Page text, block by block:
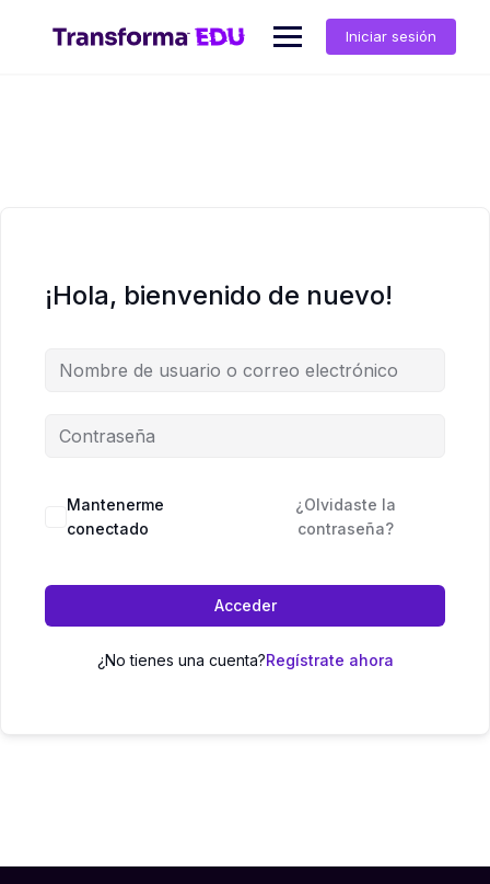
contenido
Iniciar sesión
¡Hola, bienvenido de nuevo!
Mantenerme
conectado
¿Olvidaste la
contraseña?
Acceder
¿No tienes una cuenta?Regístrate ahora